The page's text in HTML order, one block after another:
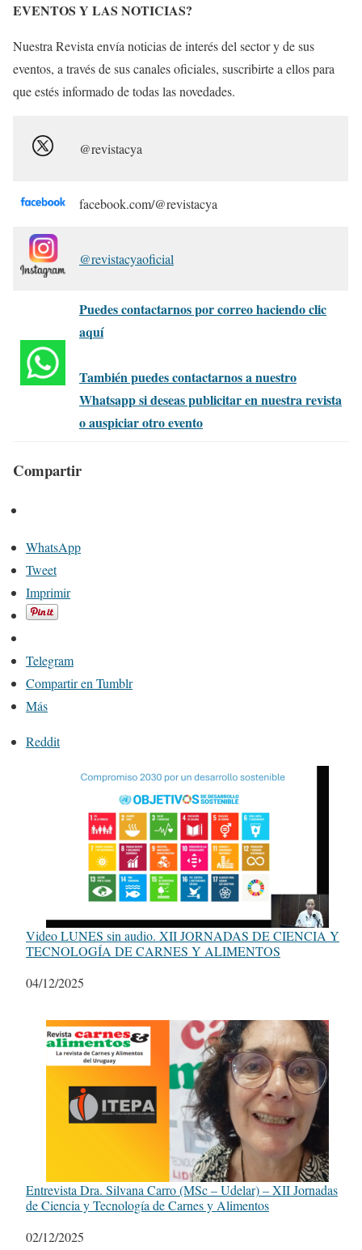
EVENTOS Y LAS NOTICIAS?
Nuestra Revista envía noticias de interés del sector y de sus
eventos, a través de sus canales oficiales, suscribirte a ellos para
que estés informado de todas las novedades.
@revistacya
facebook.com/@revistacya
@revistacyaoficial
Puedes contactarnos por correo haciendo clic
aquí
También puedes contactarnos a nuestro
Whatsapp si deseas publicitar en nuestra revista
o auspiciar otro evento
Compartir
WhatsApp
Tweet
Imprimir
Telegram
Compartir en Tumblr
Más
Reddit
Video LUNES sin audio. XII JORNADAS DE CIENCIA Y
TECNOLOGÍA DE CARNES Y ALIMENTOS
Fecha
04/12/2025
Entrevista Dra. Silvana Carro (MSc – Udelar) – XII Jornadas
de Ciencia y Tecnología de Carnes y Alimentos
Fecha
02/12/2025